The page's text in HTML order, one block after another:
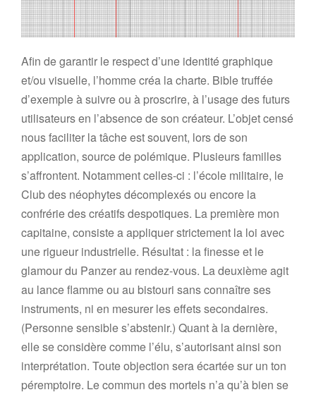
Afin de garantir le respect d’une identité graphique
et/ou visuelle, l’homme créa la charte. Bible truffée
d’exemple à suivre ou à proscrire, à l’usage des futurs
utilisateurs en l’absence de son créateur. L’objet censé
nous faciliter la tâche est souvent, lors de son
application, source de polémique. Plusieurs familles
s’affrontent. Notamment celles-ci : l’école militaire, le
Club des néophytes décomplexés ou encore la
confrérie des créatifs despotiques. La première mon
capitaine, consiste a appliquer strictement la loi avec
une rigueur industrielle. Résultat : la finesse et le
glamour du Panzer au rendez-vous. La deuxième agit
au lance flamme ou au bistouri sans connaître ses
instruments, ni en mesurer les effets secondaires.
(Personne sensible s’abstenir.) Quant à la dernière,
elle se considère comme l’élu, s’autorisant ainsi son
interprétation. Toute objection sera écartée sur un ton
péremptoire. Le commun des mortels n’a qu’à bien se